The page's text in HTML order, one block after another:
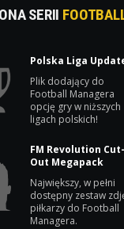
SERII
Polska Liga
Plik dodający do
Football Managera
opcję gry w niższych
ligach polskich!
FM Revolution
Out Megapack
Największy, w pełni
dostępny zestaw
piłkarzy do Football
Managera.